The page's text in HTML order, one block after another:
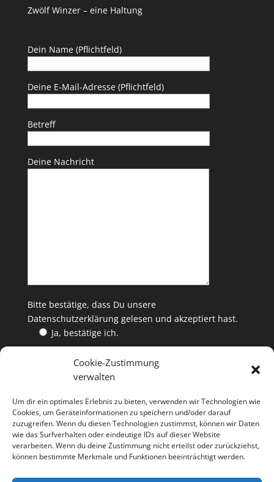
Cookie-Zustimmung
verwalten
Um dir ein optimales Erlebnis zu bieten, verwenden wir Technologien wie
Cookies, um Geräteinformationen zu speichern und/oder darauf
zuzugreifen. Wenn du diesen Technologien zustimmst, können wir Daten
wie das Surfverhalten oder eindeutige IDs auf dieser Website
verarbeiten. Wenn du deine Zustimmung nicht erteilst oder zurückziehst,
können bestimmte Merkmale und Funktionen beeinträchtigt werden.
Zwölf Winzer – eine Haltung
Dein Name (Pflichtfeld)
Deine E-Mail-Adresse (Pflichtfeld)
Betreff
Deine Nachricht
Bitte bestätige, dass Du unsere
Datenschutzerklärunggelesen und akzeptiert hast.
Ja, bestätige ich.
Die ETHOS Edition Weine gibt es jeweils solange der
Vorrat reicht bei allen ETHOS-Winzern oder über
bestellung@ethos-wein.de